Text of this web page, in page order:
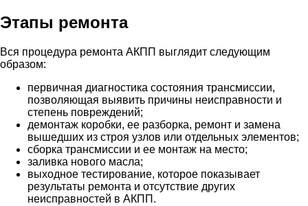
Этапы ремонта
Вся процедура ремонта АКПП выглядит следующим
образом:
первичная диагностика состояния трансмиссии,
позволяющая выявить причины неисправности и
степень повреждений;
демонтаж коробки, ее разборка, ремонт и замена
вышедших из строя узлов или отдельных элементов;
сборка трансмиссии и ее монтаж на место;
заливка нового масла;
выходное тестирование, которое показывает
результаты ремонта и отсутствие других
неисправностей в АКПП.